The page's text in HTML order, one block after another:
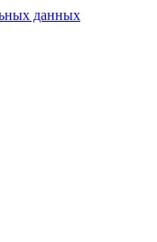
данных